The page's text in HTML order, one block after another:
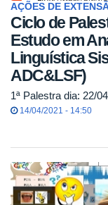
AÇÕES DE
Ciclo de
Estudo em
Linguística
ADC&LSF)
1ª Palestra dia: 22/
14/04/2021 - 14:50